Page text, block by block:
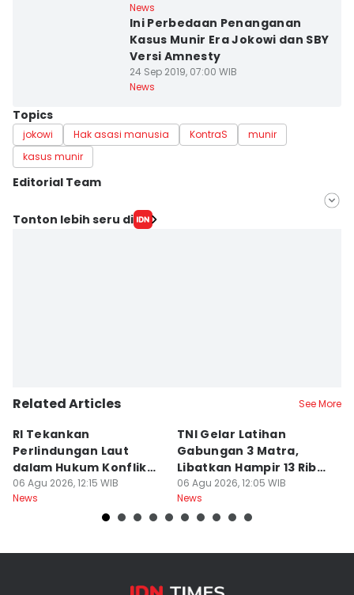
News
Ini Perbedaan Penanganan
Kasus Munir Era Jokowi dan SBY
Versi Amnesty
24 Sep 2019, 07:00 WIB
News
Topics
jokowi Hak asasi manusia KontraS
munir
kasus munir
Editorial Team
Editor
Tonton lebih seru di
Related Articles See More
RI Tekankan
Perlindungan Laut
dalam Hukum Konflik
Bersenjata
06 Agu 2026, 12:15 WIB
News
TNI Gelar Latihan
Gabungan 3 Matra,
Libatkan Hampir 13 Ribu
Personel
06 Agu 2026, 12:05 WIB
News